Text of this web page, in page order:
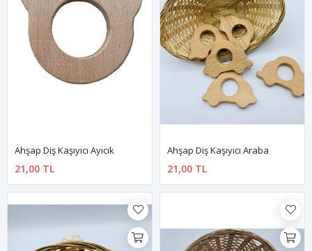
Ahşap Diş Kaşıyıcı Ayıcık
21,00 TL
Ahşap Diş Kaşıyıcı Araba
21,00 TL